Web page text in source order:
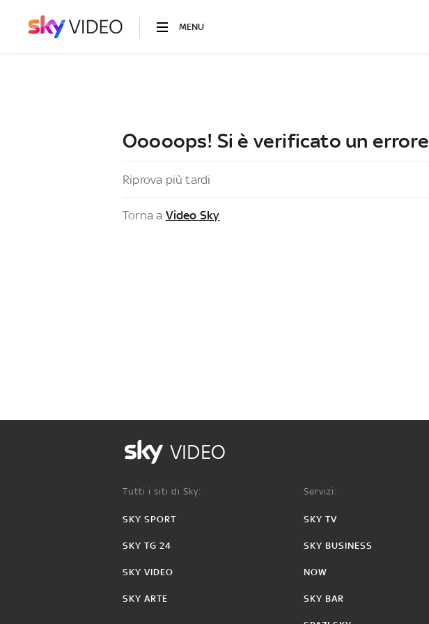
MENU
Ooooops! Si è verificato un errore
Riprova più tardi
Torna a Video Sky
VIDEO
Tutti i siti di Sky:
SKY SPORT
SKY TG 24
SKY VIDEO
SKY ARTE
Servizi:
SKY TV
SKY BUSINESS
NOW
SKY BAR